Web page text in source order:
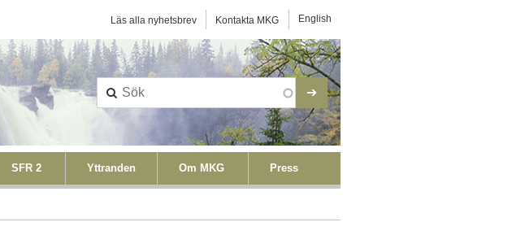
Läs alla nyhetsbrev Kontakta MKG English
SFR 2 Yttranden Om MKG Press